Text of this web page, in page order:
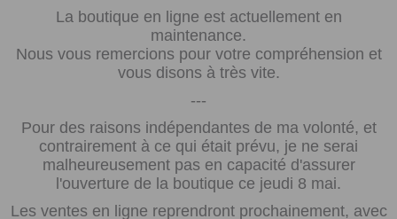
La boutique en ligne est actuellement en
maintenance.
Nous vous remercions pour votre compréhension et
vous disons à très vite.
---
Pour des raisons indépendantes de ma volonté, et
contrairement à ce qui était prévu, je ne serai
malheureusement pas en capacité d'assurer
l'ouverture de la boutique ce jeudi 8 mai.
Les ventes en ligne reprendront prochainement, avec